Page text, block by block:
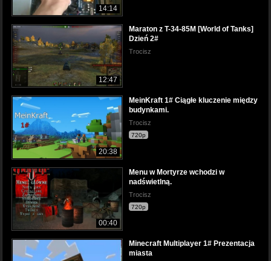
14:14
12:47
Maraton z T-34-85M [World of Tanks]
Dzień 2#
Trocisz
20:38
MeinKraft 1# Ciągłe kluczenie między
budynkami.
Trocisz
720p
00:40
Menu w Mortyrze wchodzi w
nadświetlną.
Trocisz
720p
Minecraft Multiplayer 1# Prezentacja
miasta